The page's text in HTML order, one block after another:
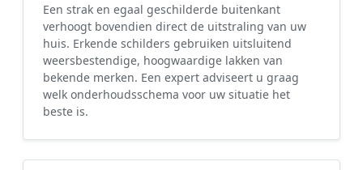
Een strak en egaal geschilderde buitenkant
verhoogt bovendien direct de uitstraling van uw
huis. Erkende schilders gebruiken uitsluitend
weersbestendige, hoogwaardige lakken van
bekende merken. Een expert adviseert u graag
welk onderhoudsschema voor uw situatie het
beste is.